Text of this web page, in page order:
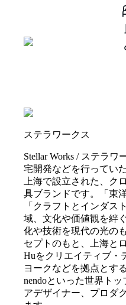
ステラワークス
Stellar Works / ステラ
宅開発などを行ってい
上海で設立された、ク
具ブランドです。「東
「クラフトとインダス
域、文化や価値観を絆
化や技術を現代の光の
セプトのもと、上海と
Huをクリエイティブ・
ヨークなどを拠点とす
nendoといった世界ト
アデザイナー、プロダ